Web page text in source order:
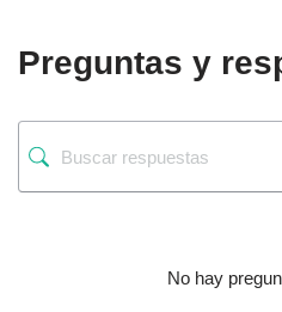
Preguntas y
No hay